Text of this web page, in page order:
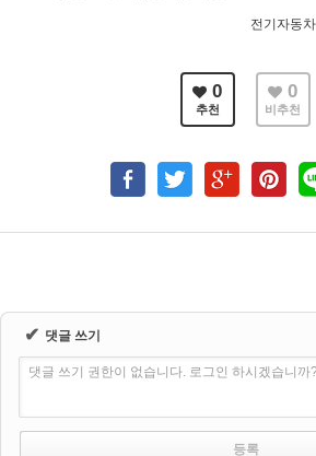
전기자동
0
추천
0
비추천
✔ 댓글 쓰기
댓글 쓰기 권한이 없습니다. 로그인 하시겠습니까?